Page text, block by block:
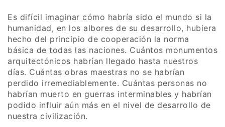
Es difícil imaginar cómo habría sido el mundo si la
humanidad, en los albores de su desarrollo, hubiera
hecho del principio de cooperación la norma
básica de todas las naciones. Cuántos monumentos
arquitectónicos habrían llegado hasta nuestros
días. Cuántas obras maestras no se habrían
perdido irremediablemente. Cuántas personas no
habrían muerto en guerras interminables y habrían
podido influir aún más en el nivel de desarrollo de
nuestra civilización.